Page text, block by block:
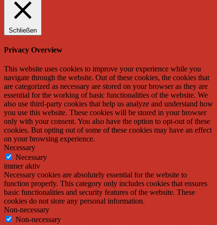
Schließen
Privacy Overview
This website uses cookies to improve your experience while you
navigate through the website. Out of these cookies, the cookies that
are categorized as necessary are stored on your browser as they are
essential for the working of basic functionalities of the website. We
also use third-party cookies that help us analyze and understand how
you use this website. These cookies will be stored in your browser
only with your consent. You also have the option to opt-out of these
cookies. But opting out of some of these cookies may have an effect
on your browsing experience.
Necessary
Necessary
immer aktiv
Necessary cookies are absolutely essential for the website to
function properly. This category only includes cookies that ensures
basic functionalities and security features of the website. These
cookies do not store any personal information.
Non-necessary
Non-necessary